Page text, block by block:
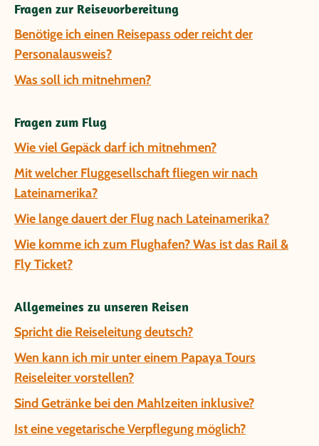
Fragen zur Reisevorbereitung
Benötige ich einen Reisepass oder reicht der
Personalausweis?
Was soll ich mitnehmen?
Fragen zum Flug
Wie viel Gepäck darf ich mitnehmen?
Mit welcher Fluggesellschaft fliegen wir nach
Lateinamerika?
Wie lange dauert der Flug nach Lateinamerika?
Wie komme ich zum Flughafen? Was ist das Rail &
Fly Ticket?
Allgemeines zu unseren Reisen
Spricht die Reiseleitung deutsch?
Wen kann ich mir unter einem Papaya Tours
Reiseleiter vorstellen?
Sind Getränke bei den Mahlzeiten inklusive?
Ist eine vegetarische Verpflegung möglich?